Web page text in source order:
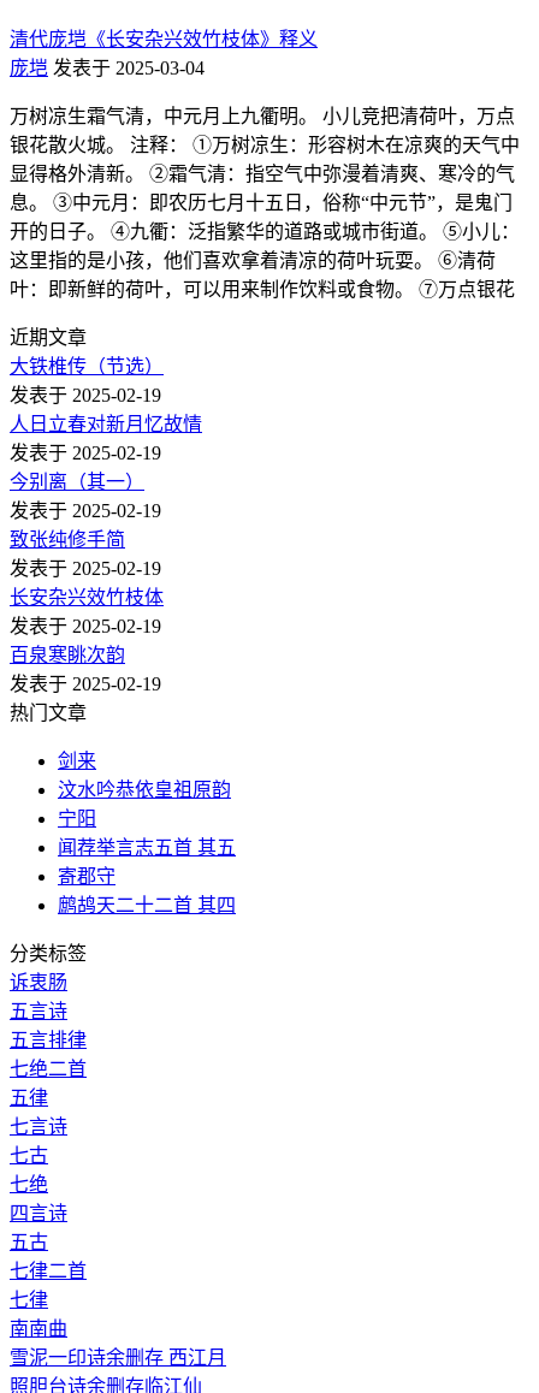
清代庞垲《长安杂兴效竹枝体》释义
庞垲 发表于 2025-03-04
万树凉生霜气清，中元月上九衢明。 小儿竞把清荷叶，万点
银花散火城。 注释： ①万树凉生：形容树木在凉爽的天气中
显得格外清新。 ②霜气清：指空气中弥漫着清爽、寒冷的气
息。 ③中元月：即农历七月十五日，俗称“中元节”，是鬼门
开的日子。 ④九衢：泛指繁华的道路或城市街道。 ⑤小儿：
这里指的是小孩，他们喜欢拿着清凉的荷叶玩耍。 ⑥清荷
叶：即新鲜的荷叶，可以用来制作饮料或食物。 ⑦万点银花
近期文章
大铁椎传（节选）
发表于 2025-02-19
人日立春对新月忆故情
发表于 2025-02-19
今别离（其一）
发表于 2025-02-19
致张纯修手简
发表于 2025-02-19
长安杂兴效竹枝体
发表于 2025-02-19
百泉寒眺次韵
发表于 2025-02-19
热门文章
剑来
汶水吟恭依皇祖原韵
宁阳
闻荐举言志五首 其五
寄郡守
鹧鸪天二十二首 其四
分类标签
诉衷肠
五言诗
五言排律
七绝二首
五律
七言诗
七古
七绝
四言诗
五古
七律二首
七律
南南曲
雪泥一印诗余删存 西江月
照胆台诗余删存临江仙